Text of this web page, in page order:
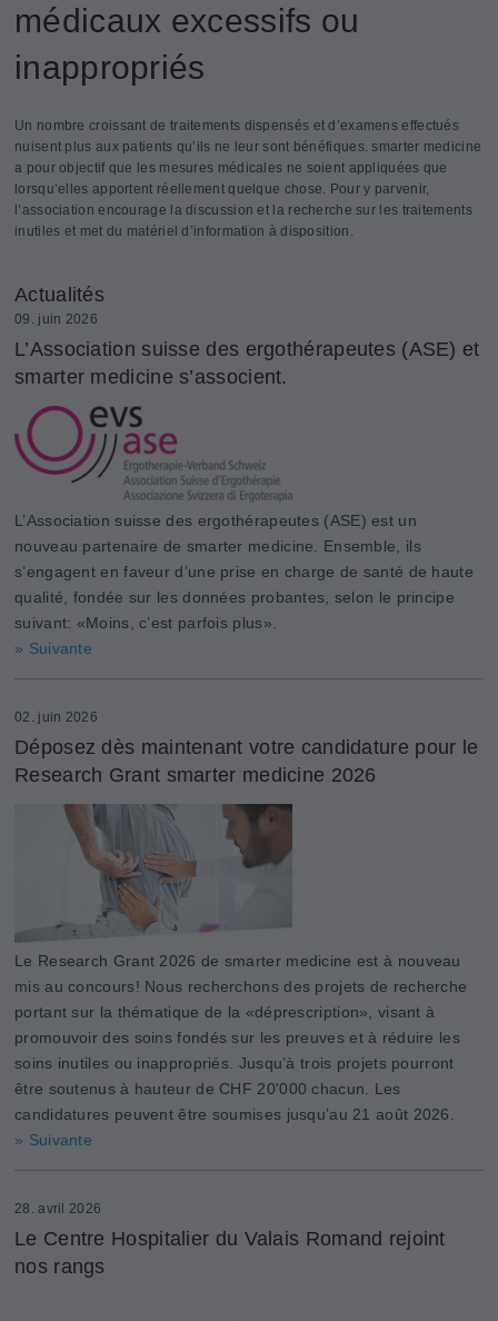
médicaux excessifs ou
inappropriés
Un nombre croissant de traitements dispensés et d’examens effectués
nuisent plus aux patients qu’ils ne leur sont bénéfiques. smarter medicine
a pour objectif que les mesures médicales ne soient appliquées que
lorsqu’elles apportent réellement quelque chose. Pour y parvenir,
l’association encourage la discussion et la recherche sur les traitements
inutiles et met du matériel d’information à disposition.
Actualités
09. juin 2026
L’Association suisse des ergothérapeutes (ASE) et
smarter medicine s’associent.
L’Association suisse des ergothérapeutes (ASE) est un
nouveau partenaire de smarter medicine. Ensemble, ils
s’engagent en faveur d’une prise en charge de santé de haute
qualité, fondée sur les données probantes, selon le principe
suivant: «Moins, c’est parfois plus».
» Suivante
02. juin 2026
Déposez dès maintenant votre candidature pour le
Research Grant smarter medicine 2026
Le Research Grant 2026 de smarter medicine est à nouveau
mis au concours! Nous recherchons des projets de recherche
portant sur la thématique de la «déprescription», visant à
promouvoir des soins fondés sur les preuves et à réduire les
soins inutiles ou inappropriés. Jusqu’à trois projets pourront
être soutenus à hauteur de CHF 20'000 chacun. Les
candidatures peuvent être soumises jusqu’au 21 août 2026.
» Suivante
28. avril 2026
Le Centre Hospitalier du Valais Romand rejoint
nos rangs